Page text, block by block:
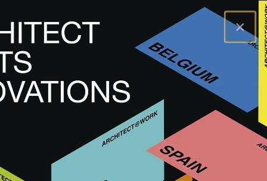
×
A@WX Innovazioni
Materiali per la costruzione
ZERO FURNITURE BOARD
ZERO FURNITURE